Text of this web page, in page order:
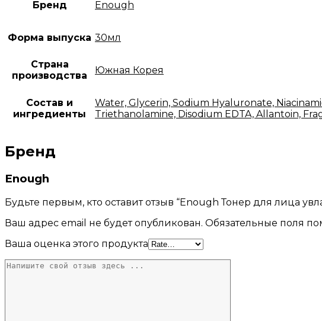
Бренд Enough
Форма выпуска 30мл
Страна
производства
Южная Корея
Состав и
ингредиенты
Water, Glycerin, Sodium Hyaluronate,
Triethanolamine, Disodium EDTA, Allantoin,
Бренд
Enough
Будьте первым, кто оставит отзыв “Enough Тонер для лица
Ваш адрес email не будет опубликован. Обязательные поля
Ваша оценка этого продукта